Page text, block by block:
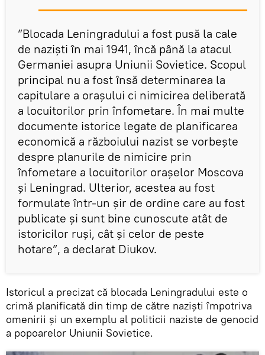
”Blocada Leningradului a fost pusă la cale
de naziști în mai 1941, încă până la atacul
Germaniei asupra Uniunii Sovietice. Scopul
principal nu a fost însă determinarea la
capitulare a orașului ci nimicirea deliberată
a locuitorilor prin înfometare. În mai multe
documente istorice legate de planificarea
economică a războiului nazist se vorbește
despre planurile de nimicire prin
înfometare a locuitorilor orașelor Moscova
și Leningrad. Ulterior, acestea au fost
formulate într-un șir de ordine care au fost
publicate și sunt bine cunoscute atât de
istoricilor ruși, cât și celor de peste
hotare”, a declarat Diukov.
Istoricul a precizat că blocada Leningradului este o
crimă planificată din timp de către naziști împotriva
omenirii și un exemplu al politicii naziste de genocid
a popoarelor Uniunii Sovietice.